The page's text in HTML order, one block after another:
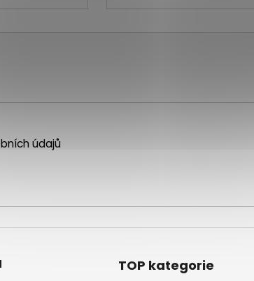
údajů
TOP kategorie